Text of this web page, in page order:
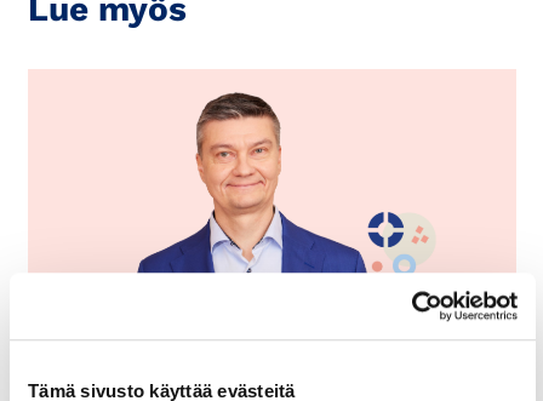
Tämä sivusto käyttää evästeitä
Lue myös
Neuvontapalvelut: